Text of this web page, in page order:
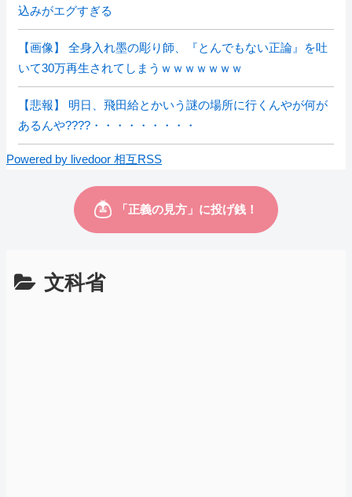
込みがエグすぎる
【画像】 全身入れ墨の彫り師、『とんでもない正論』を吐
いて30万再生されてしまうｗｗｗｗｗｗｗ
【悲報】 明日、飛田給とかいう謎の場所に行くんやが何が
あるんや????・・・・・・・・・
Powered by livedoor 相互RSS
文科省